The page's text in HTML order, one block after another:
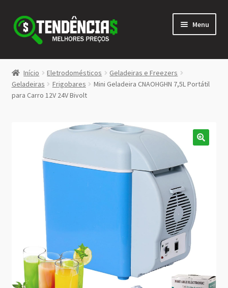
Pular
para
navegação
Pular
para
conteúdo
Menu
LOJA
<>
Início Eletrodomésticos
Geladeiras e Freezers
Geladeiras
Frigobares
Mini Geladeira CNAOHGHN 7,5L Portátil
para Carro 12V 24V Bivolt